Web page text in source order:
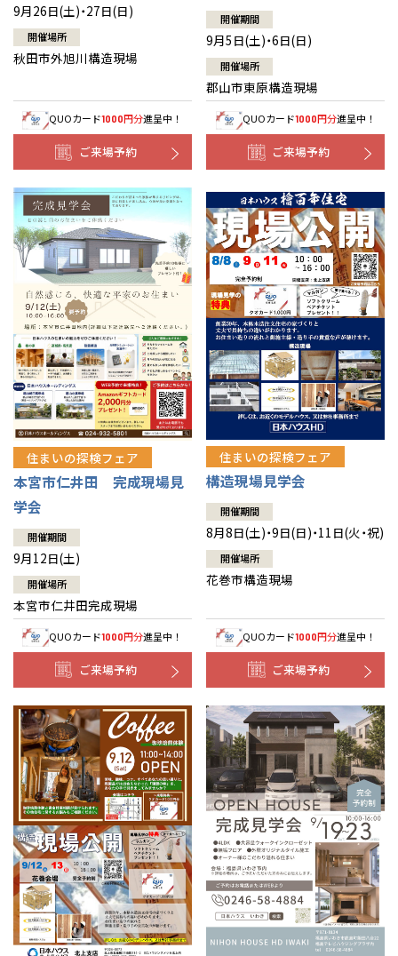
9月26日(土)・27日(日)
開催場所
秋田市外旭川構造現場
QUOカード1000円分進呈中！
ご来場予約
開催期間
9月5日(土)・6日(日)
開催場所
郡山市東原構造現場
QUOカード1000円分進呈中！
ご来場予約
住まいの探検フェア
本宮市仁井田 完成現場見
学会
開催期間
9月12日(土)
開催場所
本宮市仁井田完成現場
QUOカード1000円分進呈中！
ご来場予約
住まいの探検フェア
構造現場見学会
開催期間
8月8日(土)・9日(日)・11日(火・祝)
開催場所
花巻市構造現場
QUOカード1000円分進呈中！
ご来場予約